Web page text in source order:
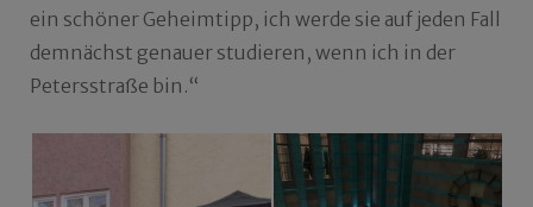
ein schöner Geheimtipp, ich werde sie auf jeden Fall
demnächst genauer studieren, wenn ich in der
Petersstraße bin.“